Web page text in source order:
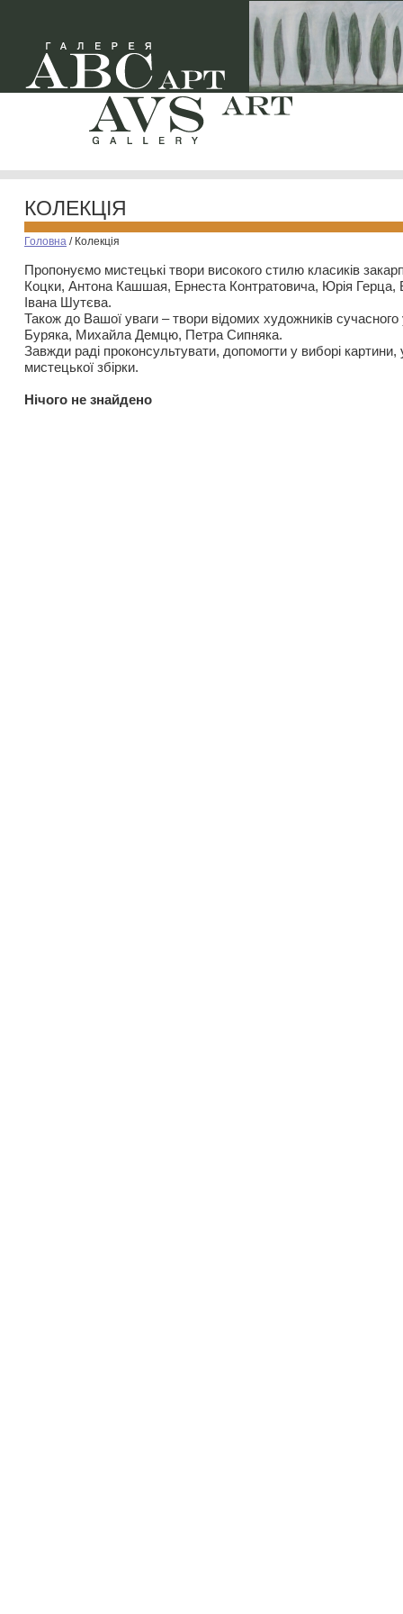
КОЛЕКЦІЯ
Головна / Колекція
Пропонуємо мистецькі твори високого стилю класиків
Коцки, Антона Кашшая, Ернеста Контратовича, Юрія
Івана Шутєва.
Також до Вашої уваги – твори відомих художників
Буряка, Михайла Демцю, Петра Сипняка.
Завжди раді проконсультувати, допомогти у виборі картини,
мистецької збірки.
Нiчого не знайдено